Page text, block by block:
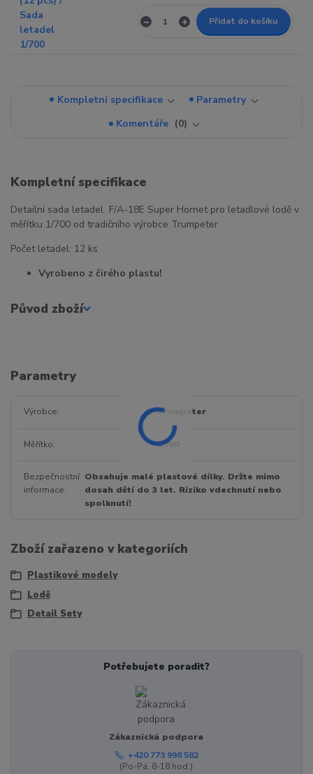
Přidat do košíku
Kompletní specifikace
Parametry
Komentáře
0
Kompletní specifikace
Detailní sada letadel F/A-18E Super Hornet pro letadlové lodě v
měřítku 1/700 od tradičního výrobce Trumpeter.
Počet letadel: 12 ks
Vyrobeno z čirého plastu!
Původ zboží
Parametry
Výrobce Trumpeter
Měřítko 1/700
Bezpečnostní
informace
Obsahuje malé plastové dílky. Držte mimo
dosah dětí do 3 let. Riziko vdechnutí nebo
spolknutí!
Zboží zařazeno v kategoriích
Plastikové modely
Lodě
Detail Sety
Potřebujete poradit?
Zákaznická podpora
+420 773 998 582
(Po-Pá, 8-18 hod.)